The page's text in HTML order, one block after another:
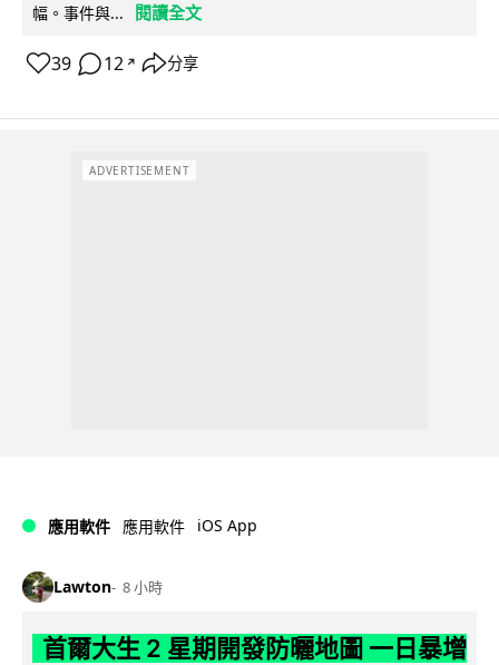
幅。事件與...
閱讀全文
39 12 ↗ 分享
ADVERTISEMENT
應用軟件 應用軟件 iOS App
Lawton 8 小時
首爾大生 2 星期開發防曬地圖 一日暴增